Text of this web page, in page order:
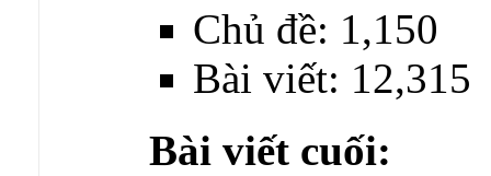
Chủ đề: 1,150
Bài viết: 12,315
Bài viết cuối: